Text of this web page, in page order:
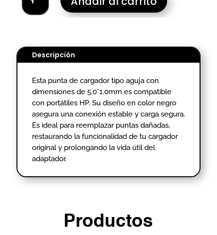
CARGADOR
PORTATIL
5.0
cantidad
Descripción
Esta punta de cargador tipo aguja con
dimensiones de 5.0*1.0mm es compatible
con portátiles HP. Su diseño en color negro
asegura una conexión estable y carga segura.
Es ideal para reemplazar puntas dañadas,
restaurando la funcionalidad de tu cargador
original y prolongando la vida útil del
adaptador.
Productos